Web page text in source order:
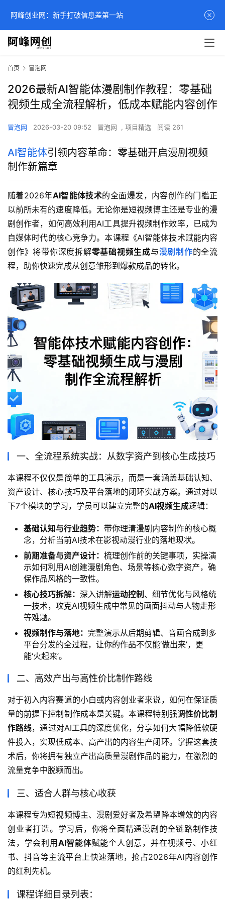
首页 冒泡网
2026最新AI智能体漫剧制作教程：零基础
视频生成全流程解析，低成本赋能内容创作
冒泡网 2026-03-20 09:52 冒泡网 , 项目精选 阅读 261
AI智能体引领内容革命：零基础开启漫剧视频
制作新篇章
随着2026年AI智能体技术的全面爆发，内容创作的门槛正
以前所未有的速度降低。无论你是短视频博主还是专业的漫
剧创作者，如何高效利用AI工具提升视频制作效率，已成为
自媒体时代的核心竞争力。本课程《AI智能体技术赋能内容
创作》将带你深度拆解零基础视频生成与漫剧制作的全流
程，助你快速完成从创意雏形到爆款成品的转化。
一、全流程系统实战：从数字资产到核心生成技巧
本课程不仅仅是简单的工具演示，而是一套涵盖基础认知、
资产设计、核心技巧及平台落地的闭环实战方案。通过对以
下7个模块的学习，学员可以建立完整的AI视频生成逻辑：
基础认知与行业趋势： 带你理清漫剧内容制作的核心概
念，分析当前AI技术在影视动漫行业的落地现状。
前期准备与资产设计： 梳理创作前的关键事项，实操演
示如何利用AI创建漫剧角色、场景等核心数字资产，确
保作品风格的一致性。
核心技巧拆解： 深入讲解运动控制 、细节优化与风格统
一技术，攻克AI视频生成中常见的画面抖动与人物走形
等难题。
视频制作与落地： 完整演示从后期剪辑、音画合成到多
平台分发的全过程，让你的作品不仅能‘做出来’，更
能‘火起来’。
二、高效产出与高性价比制作路线
对于初入内容赛道的小白或内容创业者来说，如何在保证质
量的前提下控制制作成本是关键。本课程特别强调性价比制
作路线，通过对AI工具的深度优化，分享如何大幅降低软硬
件投入，实现低成本、高产出的内容生产闭环。掌握这套技
术后，你将拥有独立产出高质量漫剧作品的能力，在激烈的
流量竞争中脱颖而出。
三、适合人群与核心收获
本课程专为短视频博主、漫剧爱好者及希望降本增效的内容
创业者打造。学习后，你将全面精通漫剧的全链路制作技
法，学会利用 AI智能体赋能个人创意，并在视频号、小红
书、抖音等主流平台上快速落地，抢占2026年AI内容创作
的红利先机。
课程详细目录列表：
阿峰创业网：新手打破信息差第一站